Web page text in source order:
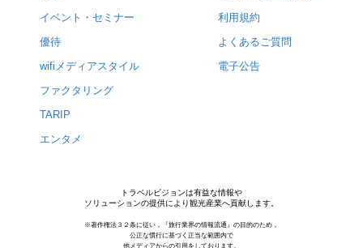
イベント・セミナー
優待
wifiメディアスタイル
ファクタリング
TARIP
エンタメ
利用規約
よくあるご質問
電子公告
トラベルビジョンは有益な情報や
ソリューションの提供により観光産業へ貢献します。
※著作権法３２条に従い，『旅行業界の情報流通』の目的のため，
公正な慣行に基づく正当な範囲内で
他メディアからの引用をしております。